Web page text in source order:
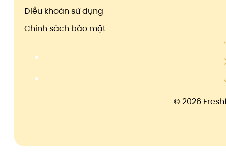
Điều khoản sử dụng
Chính sách bảo mật
© 2026